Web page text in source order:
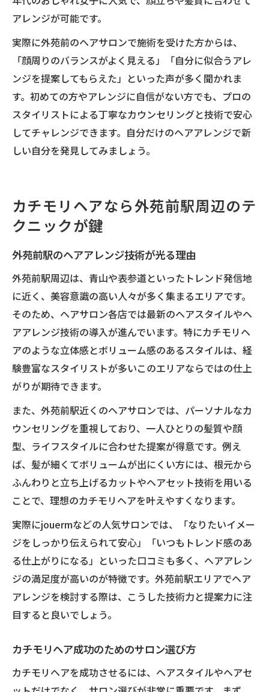
アレンジが可能です。
実際に外苑前のヘアサロンで施術を受けた方からは、
「顔周りのバランスがよく見える」「自分に似合うアレ
ンジを提案してもらえた」といった声が多く聞かれま
す。初めての方やアレンジに自信がない方でも、プロの
スタイリストによる丁寧なカウンセリングと技術で安心
してチャレンジできます。自分だけのヘアアレンジで新
しい自分を発見してみましょう。
カチモリヘアなら外苑前駅周辺のテ
クニックが鍵
外苑前駅のヘアアレンジ技術が光る理由
外苑前駅周辺は、青山や表参道といったトレンド発信地
に近く、美容意識の高い人々が多く集まるエリアです。
そのため、ヘアサロン各店では最新のヘアスタイルやヘ
アアレンジ技術の導入が進んでいます。特にカチモリヘ
アのような立体感とボリューム感のあるスタイルは、経
験豊富なスタイリストが多いこのエリアならではの仕上
がりが期待できます。
また、外苑前駅近くのヘアサロンでは、パーソナルなカ
ウンセリングを重視しており、一人ひとりの髪質や顔
型、ライフスタイルに合わせた提案が得意です。例え
ば、髪が細くてボリュームが出にくい方には、根元から
ふんわりと立ち上げるカットやヘアセット技術を用いる
ことで、理想のカチモリヘアを叶えやすくなります。
実際にjouermなどの人気サロンでは、「なりたいイメー
ジをしっかり伝えられて安心」「いつもトレンド感のあ
る仕上がりになる」といった口コミも多く、ヘアアレン
ジの満足度が高いのが特徴です。外苑前駅エリアでヘア
アレンジを検討する際は、こうした技術力と提案力に注
目すると良いでしょう。
カチモリヘア成功のためのサロン選び方
カチモリヘアを成功させるには、ヘアスタイルやヘアセ